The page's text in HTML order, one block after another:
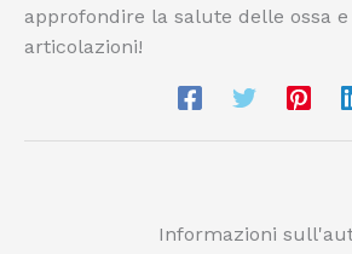
approfondire la salute delle ossa
articolazioni!
Informazioni